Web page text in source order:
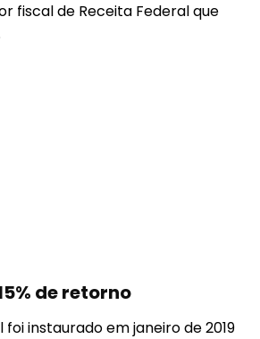
fiscal de Receita Federal que
de retorno
instaurado em janeiro de 2019